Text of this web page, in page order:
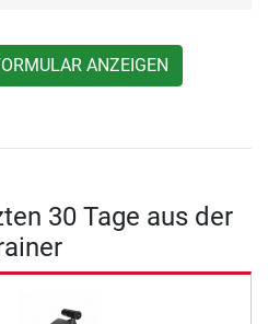
ANZEIGEN
30 Tage aus der